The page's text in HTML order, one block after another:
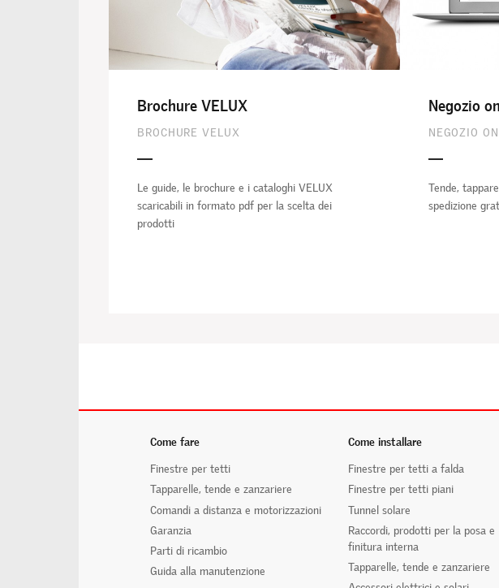
Brochure VELUX
BROCHURE VELUX
Le guide, le brochure e i cataloghi VELUX
scaricabili in formato pdf per la scelta dei
prodotti
Negozio
NEGOZIO
Tende,
spedizione
Come fare
Finestre per tetti
Tapparelle, tende e zanzariere
Comandi a distanza e motorizzazioni
Garanzia
Parti di ricambio
Guida alla manutenzione
Come installare
Finestre per tetti a falda
Finestre per tetti piani
Tunnel solare
Raccordi, prodotti per la posa e
finitura interna
Tapparelle, tende e zanzariere